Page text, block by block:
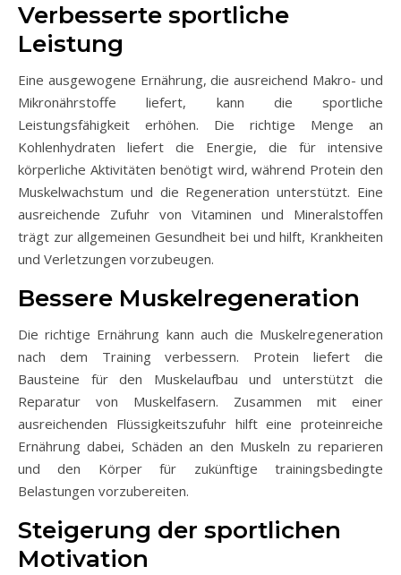
Verbesserte sportliche
Leistung
Eine ausgewogene Ernährung, die ausreichend Makro- und
Mikronährstoffe liefert, kann die sportliche
Leistungsfähigkeit erhöhen. Die richtige Menge an
Kohlenhydraten liefert die Energie, die für intensive
körperliche Aktivitäten benötigt wird, während Protein den
Muskelwachstum und die Regeneration unterstützt. Eine
ausreichende Zufuhr von Vitaminen und Mineralstoffen
trägt zur allgemeinen Gesundheit bei und hilft, Krankheiten
und Verletzungen vorzubeugen.
Bessere Muskelregeneration
Die richtige Ernährung kann auch die Muskelregeneration
nach dem Training verbessern. Protein liefert die
Bausteine für den Muskelaufbau und unterstützt die
Reparatur von Muskelfasern. Zusammen mit einer
ausreichenden Flüssigkeitszufuhr hilft eine proteinreiche
Ernährung dabei, Schäden an den Muskeln zu reparieren
und den Körper für zukünftige trainingsbedingte
Belastungen vorzubereiten.
Steigerung der sportlichen
Motivation